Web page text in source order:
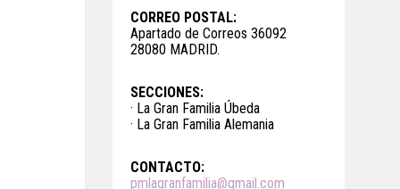
CORREO POSTAL:
Apartado de Correos 36092
28080 MADRID.
SECCIONES:
· La Gran Familia Úbeda
· La Gran Familia Alemania
CONTACTO:
pmlagranfamilia@gmail.com